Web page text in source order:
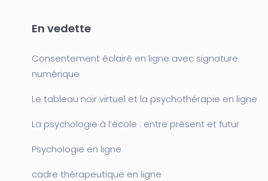
En vedette
Consentement éclairé en ligne avec signature
numérique
Le tableau noir virtuel et la psychothérapie en ligne
La psychologie à l’école : entre présent et futur
Psychologie en ligne
cadre thérapeutique en ligne